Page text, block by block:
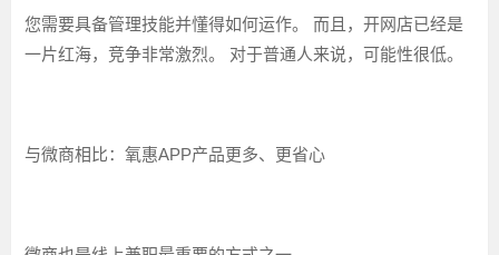
您需要具备管理技能并懂得如何运作。 而且，开网店已经是
一片红海，竞争非常激烈。 对于普通人来说，可能性很低。
与微商相比：氧惠APP产品更多、更省心